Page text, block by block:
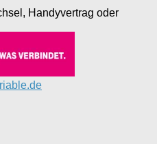
Handyvertrag oder